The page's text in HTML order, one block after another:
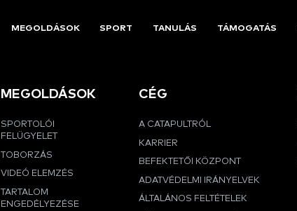
MEGOLDÁSOK SPORT TANULÁS TÁMOGATÁS
MEGOLDÁSOK
SPORTOLÓI
FELÜGYELET
TOBORZÁS
VIDEÓ ELEMZÉS
TARTALOM
ENGEDÉLYEZÉSE
CÉG
A CATAPULTRÓL
KARRIER
BEFEKTETŐI KÖZPONT
ADATVÉDELMI IRÁNYELVEK
ÁLTALÁNOS FELTÉTELEK